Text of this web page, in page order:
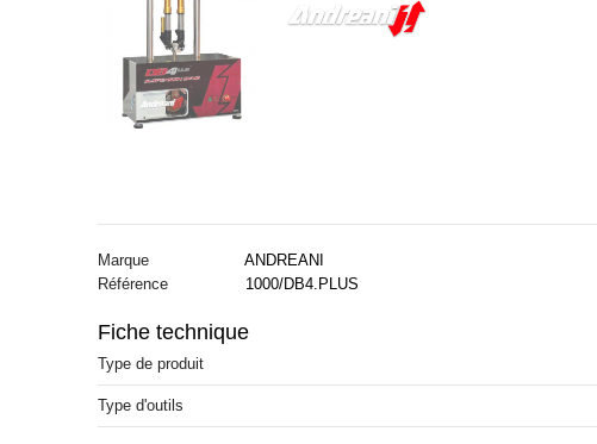
Marque
ANDREANI
Référence
1000/DB4.PLUS
Fiche technique
Type de produit
Type d'outils